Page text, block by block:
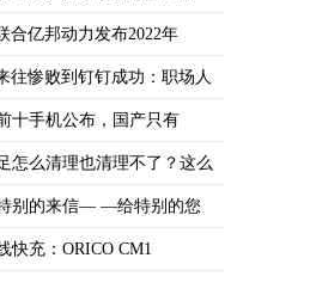
合亿邦动力发布2022年
往惨败到钉钉成功：职场人
十手机公布，国产只有
怎么清理也清理不了？这么
别的来信— —给特别的您
快充：ORICO CM1